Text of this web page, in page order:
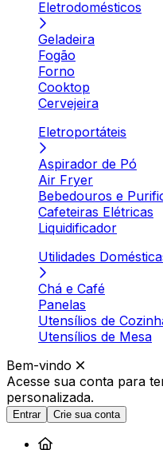
Eletrodomésticos
Geladeira
Fogão
Forno
Cooktop
Cervejeira
Eletroportáteis
Aspirador de Pó
Air Fryer
Bebedouros e
Cafeteiras Elétricas
Liquidificador
Utilidades
Chá e Café
Panelas
Utensílios de
Utensílios de Mesa
Bem-vindo
Acesse sua conta para
personalizada.
Entrar Crie sua conta